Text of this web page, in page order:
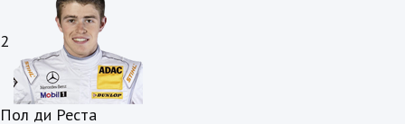
2
Пол ди Реста